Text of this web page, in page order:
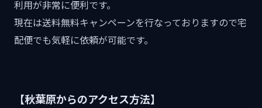
利用が非常に便利です。
現在は送料無料キャンペーンを行なっておりますので宅
配便でも気軽に依頼が可能です。
【秋葉原からのアクセス方法】